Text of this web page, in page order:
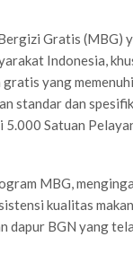
Gratis (MBG)
Indonesia,
yang
standar dan
Satuan
MBG,
kualitas
dapur BGN yang